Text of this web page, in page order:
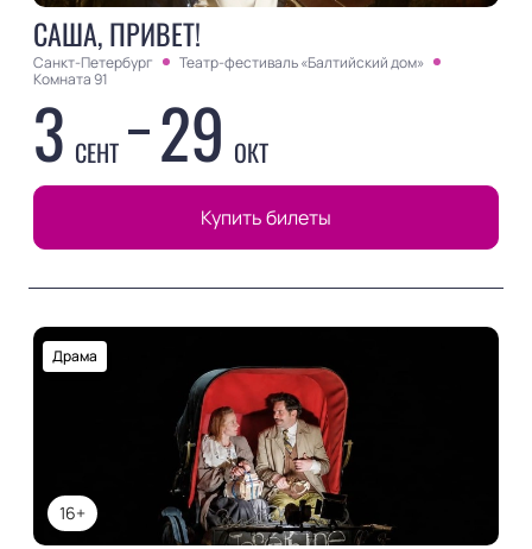
САША, ПРИВЕТ!
Санкт-Петербург
Театр-фестиваль «Балтийский дом»
Комната 91
3 СЕНТ 29 ОКТ
Купить билеты
16+
Драма